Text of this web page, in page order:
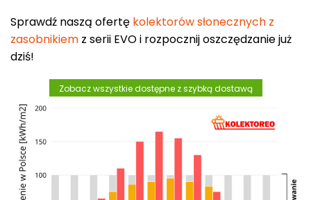
Sprawdź naszą ofertę kolektorów słonecznych z
zasobnikiem z serii EVO i rozpocznij oszczędzanie już
dziś!
Zobacz wszystkie dostępne z szybką dostawą